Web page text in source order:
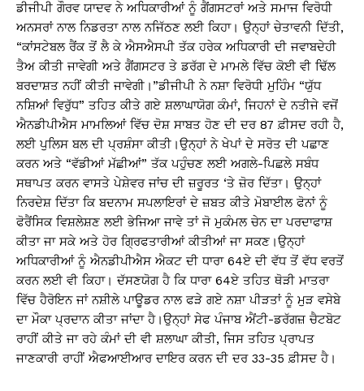
ਡੀਜੀਪੀ ਗੌਰਵ ਯਾਦਵ ਨੇ ਅਧਿਕਾਰੀਆਂ ਨੂੰ ਗੈਂਗਸਟਰਾਂ ਅਤੇ ਸਮਾਜ ਵਿਰੋਧੀ
ਅਨਸਰਾਂ ਨਾਲ ਨਿਡਰਤਾ ਨਾਲ ਨਜਿੱਠਣ ਲਈ ਕਿਹਾ। ਉਨ੍ਹਾਂ ਚੇਤਾਵਨੀ ਦਿੱਤੀ,
“ਕਾਂਸਟੇਬਲ ਰੈਂਕ ਤੋਂ ਲੈ ਕੇ ਐਸਐਸਪੀ ਤੱਕ ਹਰੇਕ ਅਧਿਕਾਰੀ ਦੀ ਜਵਾਬਦੇਹੀ
ਤੈਅ ਕੀਤੀ ਜਾਵੇਗੀ ਅਤੇ ਗੈਂਗਸਟਰ ਤੇ ਡਰੱਗ ਦੇ ਮਾਮਲੇ ਵਿੱਚ ਕੋਈ ਵੀ ਢਿੱਲ
ਬਰਦਾਸ਼ਤ ਨਹੀਂ ਕੀਤੀ ਜਾਵੇਗੀ।”ਡੀਜੀਪੀ ਨੇ ਨਸ਼ਾ ਵਿਰੋਧੀ ਮੁਹਿੰਮ “ਯੁੱਧ
ਨਸ਼ਿਆਂ ਵਿਰੁੱਧ” ਤਹਿਤ ਕੀਤੇ ਗਏ ਸ਼ਲਾਘਾਯੋਗ ਕੰਮਾਂ, ਜਿਹਨਾਂ ਦੇ ਨਤੀਜੇ ਵਜੋਂ
ਐਨਡੀਪੀਐਸ ਮਾਮਲਿਆਂ ਵਿੱਚ ਦੋਸ਼ ਸਾਬਤ ਹੋਣ ਦੀ ਦਰ 87 ਫ਼ੀਸਦ ਰਹੀ ਹੈ,
ਲਈ ਪੁਲਿਸ ਬਲ ਦੀ ਪ੍ਰਸ਼ੰਸਾ ਕੀਤੀ।ਉਨ੍ਹਾਂ ਨੇ ਖੇਪਾਂ ਦੇ ਸਰੋਤ ਦੀ ਪਛਾਣ
ਕਰਨ ਅਤੇ “ਵੱਡੀਆਂ ਮੱਛੀਆਂ” ਤੱਕ ਪਹੁੰਚਣ ਲਈ ਅਗਲੇ-ਪਿਛਲੇ ਸਬੰਧ
ਸਥਾਪਤ ਕਰਨ ਵਾਸਤੇ ਪੇਸ਼ੇਵਰ ਜਾਂਚ ਦੀ ਜ਼ਰੂਰਤ ‘ਤੇ ਜ਼ੋਰ ਦਿੱਤਾ। ਉਨ੍ਹਾਂ
ਨਿਰਦੇਸ਼ ਦਿੱਤਾ ਕਿ ਬਦਨਾਮ ਸਪਲਾਇਰਾਂ ਦੇ ਜ਼ਬਤ ਕੀਤੇ ਮੋਬਾਈਲ ਫੋਨਾਂ ਨੂੰ
ਫੋਰੈਂਸਿਕ ਵਿਸ਼ਲੇਸ਼ਣ ਲਈ ਭੇਜਿਆ ਜਾਵੇ ਤਾਂ ਜੋ ਮੁਕੰਮਲ ਚੇਨ ਦਾ ਪਰਦਾਫਾਸ਼
ਕੀਤਾ ਜਾ ਸਕੇ ਅਤੇ ਹੋਰ ਗ੍ਰਿਫਤਾਰੀਆਂ ਕੀਤੀਆਂ ਜਾ ਸਕਣ।ਉਨ੍ਹਾਂ
ਅਧਿਕਾਰੀਆਂ ਨੂੰ ਐਨਡੀਪੀਐਸ ਐਕਟ ਦੀ ਧਾਰਾ 64ਏ ਦੀ ਵੱਧ ਤੋਂ ਵੱਧ ਵਰਤੋਂ
ਕਰਨ ਲਈ ਵੀ ਕਿਹਾ। ਦੱਸਣਯੋਗ ਹੈ ਕਿ ਧਾਰਾ 64ਏ ਤਹਿਤ ਥੋੜੀ ਮਾਤਰਾ
ਵਿੱਚ ਹੈਰੋਇਨ ਜਾਂ ਨਸ਼ੀਲੇ ਪਾਊਡਰ ਨਾਲ ਫੜੇ ਗਏ ਨਸ਼ਾ ਪੀੜਤਾਂ ਨੂੰ ਮੁੜ ਵਸੇਬੇ
ਦਾ ਮੌਕਾ ਪ੍ਰਦਾਨ ਕੀਤਾ ਜਾਂਦਾ ਹੈ।ਉਨ੍ਹਾਂ ਸੇਫ ਪੰਜਾਬ ਐਂਟੀ-ਡਰੱਗਜ਼ ਚੈਟਬੋਟ
ਰਾਹੀਂ ਕੀਤੇ ਜਾ ਰਹੇ ਕੰਮਾਂ ਦੀ ਵੀ ਸ਼ਲਾਘਾ ਕੀਤੀ, ਜਿਸ ਤਹਿਤ ਪ੍ਰਾਪਤ
ਜਾਣਕਾਰੀ ਰਾਹੀਂ ਐਫਆਈਆਰ ਦਾਇਰ ਕਰਨ ਦੀ ਦਰ 33-35 ਫ਼ੀਸਦ ਹੈ।